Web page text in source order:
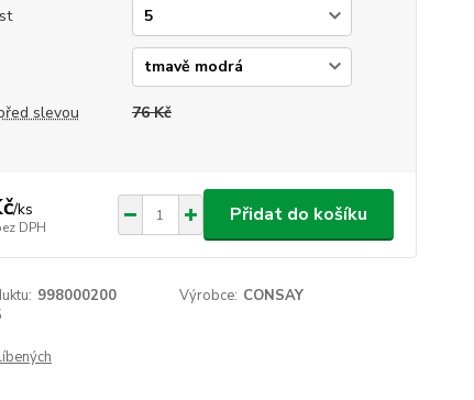
slevou 76 Kč
/ks
DPH
Přidat do košíku
998000200 Výrobce: CONSAY